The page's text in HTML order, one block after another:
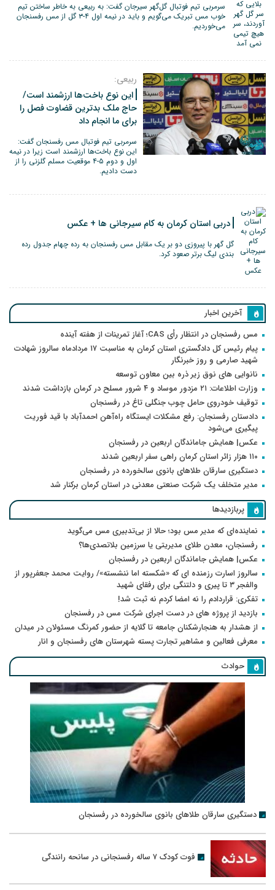
سرمربی تیم فوتبال گل‌گهر سیرجان گفت: به ربیعی به خاطر ساختن تیم
خوب مس تبریک می‌گویم و باید در نیمه اول ۴-۳ گل از مس رفسنجان
می‌خوردیم.
ربیعی:
این نوع باخت‌ها ارزشمند است/
حاج ملک بدترین قضاوت فصل را
برای ما انجام داد
سرمربی تیم فوتبال مس رفسنجان گفت:
این نوع باخت‌ها ارزشمند است زیرا در نیمه
اول و دوم ۵-۴ موقعیت مسلم گلزنی را از
دست دادیم.
دربی استان کرمان به کام سیرجانی ها + عکس
گل گهر با پیروزی دو بر یک مقابل مس رفسنجان به رده چهام جدول رده
بندی لیگ برتر صعود کرد.
آخرین اخبار
مس رفسنجان در انتظار رأی CAS؛ آغاز تمرینات از هفته آینده
پیام رئیس کل دادگستری استان کرمان به مناسبت ۱۷ مردادماه سالروز شهادت
شهید صارمی و روز خبرنگار
نانوایی های نوق زیر ذره بین معاون توسعه
وزارت اطلاعات: ۲۱ مزدور موساد و ۴ شرور مسلح در کرمان بازداشت شدند
توقیف خودروی حامل چوب جنگلی تاغ در رفسنجان
دادستان رفسنجان: رفع مشکلات ایستگاه راه‌آهن احمدآباد با قید فوریت
پیگیری می‌شود
عکس| همایش جاماندگان اربعین در رفسنجان
۱۱۰ هزار زائر استان کرمان راهی سفر اربعین شدند
دستگیری سارقان طلاهای بانوی سالخورده در رفسنجان
مدیر متخلف یک شرکت صنعتی معدنی در استان کرمان برکنار شد
پربازدیدها
نماینده‌ای که مدیر مس بود؛ حالا از بی‌تدبیری مس می‌گوید
رفسنجان، معدن طلای مدیریتی یا سرزمین بلاتصدی‌ها؟
عکس| همایش جاماندگان اربعین در رفسنجان
سالروز اسارت رزمنده ای که «شکسته اما ننشسته»/ روایت محمد جعفرپور از
والفجر ۳ تا پیری و دلتنگی برای رفقای شهید
تفکری: قراردادم را نه امضا کردم نه ثبت شد!
بازدید از پروژه های در دست اجرای شرکت مس در رفسنجان
از هشدار به هنجارشکنان جامعه تا گلایه از حضور کمرنگ مسئولان در میدان
معرفی فعالین و مشاهیر تجارت پسته شهرستان های رفسنجان و انار
حوادث
دستگیری سارقان طلاهای بانوی سالخورده در رفسنجان
فوت کودک ۷ ساله رفسنجانی در سانحه رانندگی